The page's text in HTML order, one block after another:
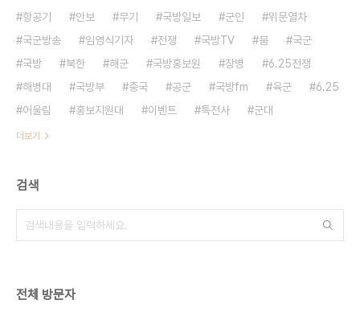
항공기 안보 무기 국방일보 군인
위문열차
국군방송
임영식기자 전쟁 국방TV 붐
국군
국방
북한 해군 국방홍보원 장병
6.25전쟁
해병대
국방부 중국 공군 국방fm 육군
6.25
어울림
홍보지원대 이벤트 특전사 군대
더보기
검색
전체 방문자